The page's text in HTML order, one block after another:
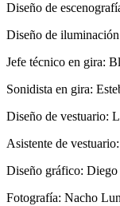
Diseño de
Diseño de
Jefe técnico en gira:
Sonidista en gira:
Diseño de vestuario:
Asistente de
Diseño gráfico: Diego
Fotografía: Nacho